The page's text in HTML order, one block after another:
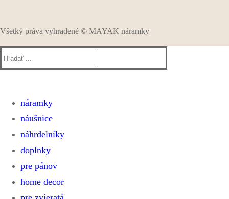
Všetký práva vyhradené © MAYAK náramky
Hľadať:
náramky
ELASTICKÉ NÁRAMKY
SHAMBALLA A MACRAME NÁRAMKY
KOŽENÉ NÁRAMKY
WRAP NÁRAMKY
náušnice
náhrdelníky
doplnky
pre pánov
PÁNSKE ELASTICKÉ NÁRAMKY
PÁNSKE KOŽENÉ NÁRAMKY
home decor
KOŠÍKY